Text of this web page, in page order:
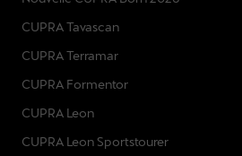
CUPRA Tavascan
CUPRA Terramar
CUPRA Formentor
CUPRA Leon
CUPRA Leon Sportstourer